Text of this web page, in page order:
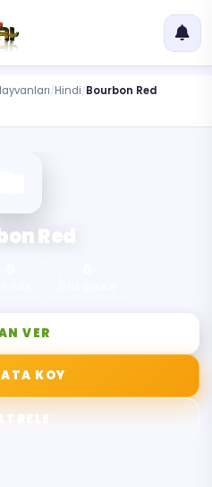
Hindi Bourbon Red
Red
VER
KOY